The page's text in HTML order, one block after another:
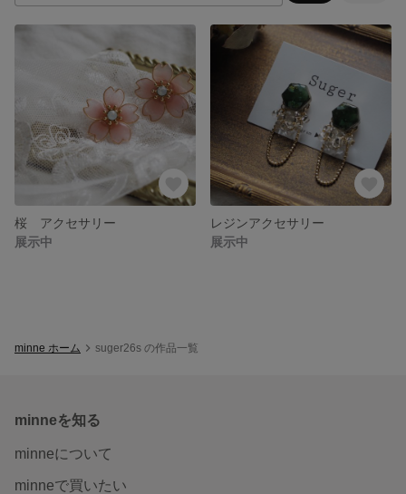
桜 アクセサリー
展示中
レジンアクセサリー
展示中
minne ホーム suger26s の作品一覧
minneを知る
minneについて
minneで買いたい